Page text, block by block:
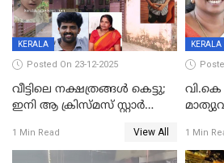
KERALA
Posted On 23-12-2025
വീട്ടിലെ നക്ഷത്രങ്ങൾ കെട്ടു;
ഇനി ആ ക്രിസ്മസ് സ്റ്റാർ
വേണ്ടിയുള്ള
പിടിവലിക്കിടയിൽ
1 Min Read View All
KERALA
1 Min